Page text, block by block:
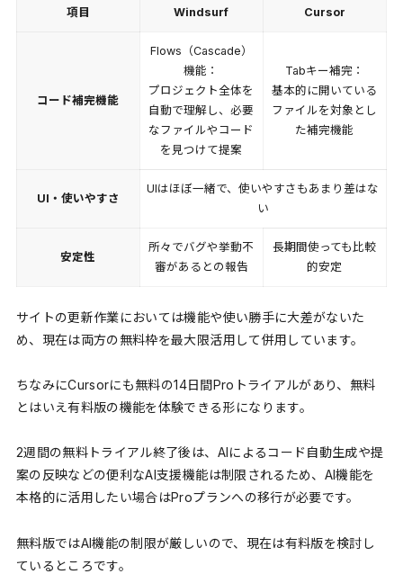
項目 Windsurf Cursor
コード補完機能
Flows（Cascade）
機能：
プロジェクト全体を
自動で理解し、必要
なファイルやコード
を見つけて提案
Tabキー補完：
基本的に開いている
ファイルを対象とし
た補完機能
UI・使いやすさ
UIはほぼ一緒で、使いやすさもあまり差はな
い
安定性
所々でバグや挙動不
審があるとの報告
長期間使っても比較
的安定
サイトの更新作業においては機能や使い勝手に大差がないた
め、現在は両方の無料枠を最大限活用して併用しています。
ちなみにCursorにも無料の14日間Proトライアルがあり、無料
とはいえ有料版の機能を体験できる形になります。
2週間の無料トライアル終了後は、AIによるコード自動生成や提
案の反映などの便利なAI支援機能は制限されるため、AI機能を
本格的に活用したい場合はProプランへの移行が必要です。
無料版ではAI機能の制限が厳しいので、現在は有料版を検討し
ているところです。